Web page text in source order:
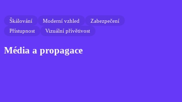
Škálování Moderní vzhled
Zabezpečení
Přístupnost
Vizuální přívětivost
Média a propagace